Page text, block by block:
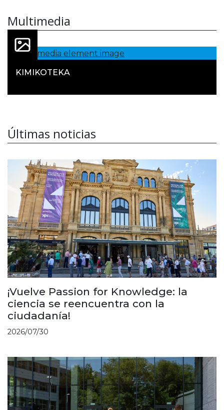
Multimedia
KIMIKOTEKA
Últimas noticias
¡Vuelve Passion for Knowledge: la
ciencia se reencuentra con la
ciudadanía!
2026/07/30